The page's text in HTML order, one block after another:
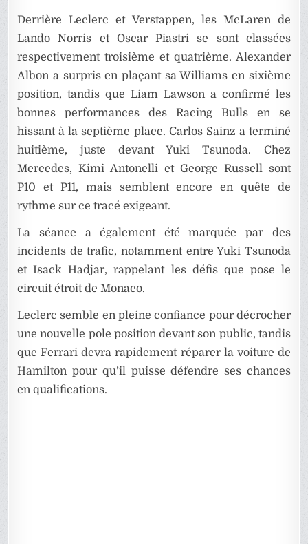
Derrière Leclerc et Verstappen, les McLaren de
Lando Norris et Oscar Piastri se sont classées
respectivement troisième et quatrième. Alexander
Albon a surpris en plaçant sa Williams en sixième
position, tandis que Liam Lawson a confirmé les
bonnes performances des Racing Bulls en se
hissant à la septième place. Carlos Sainz a terminé
huitième, juste devant Yuki Tsunoda. Chez
Mercedes, Kimi Antonelli et George Russell sont
P10 et P11, mais semblent encore en quête de
rythme sur ce tracé exigeant.
La séance a également été marquée par des
incidents de trafic, notamment entre Yuki Tsunoda
et Isack Hadjar, rappelant les défis que pose le
circuit étroit de Monaco.
Leclerc semble en pleine confiance pour décrocher
une nouvelle pole position devant son public, tandis
que Ferrari devra rapidement réparer la voiture de
Hamilton pour qu’il puisse défendre ses chances
en qualifications.